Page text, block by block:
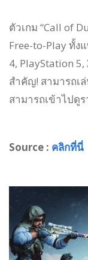
ตัวเกม “Call of
Free-to-Play ทั้ง
4, PlayStation 5,
สำคัญ! สามารถเ
สามารถเข้าไปดู
Source : คลิกที่นี่